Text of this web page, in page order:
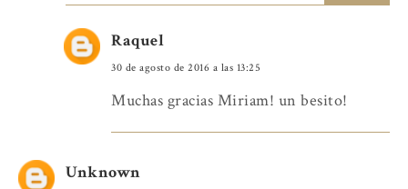
Raquel
30 de agosto de 2016 a las 13:25
Muchas gracias Miriam! un besito!
Unknown